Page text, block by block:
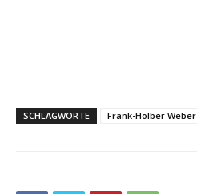
SCHLAGWORTE Frank-Holber Weber